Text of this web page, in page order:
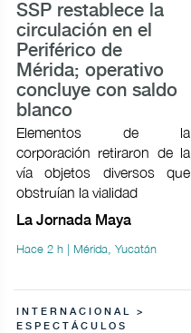
SSP restablece la
circulación en el
Periférico de
Mérida; operativo
concluye con saldo
blanco
Elementos de la
corporación retiraron de la
vía objetos diversos que
obstruían la vialidad
La Jornada Maya
Hace 2 h | Mérida, Yucatán
INTERNACIONAL >
ESPECTÁCULOS